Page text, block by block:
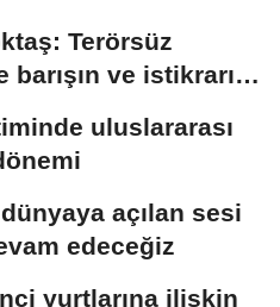
Terörsüz
barışın ve istikrarın
uluslararası
açılan sesi
edeceğiz
yurtlarına ilişkin